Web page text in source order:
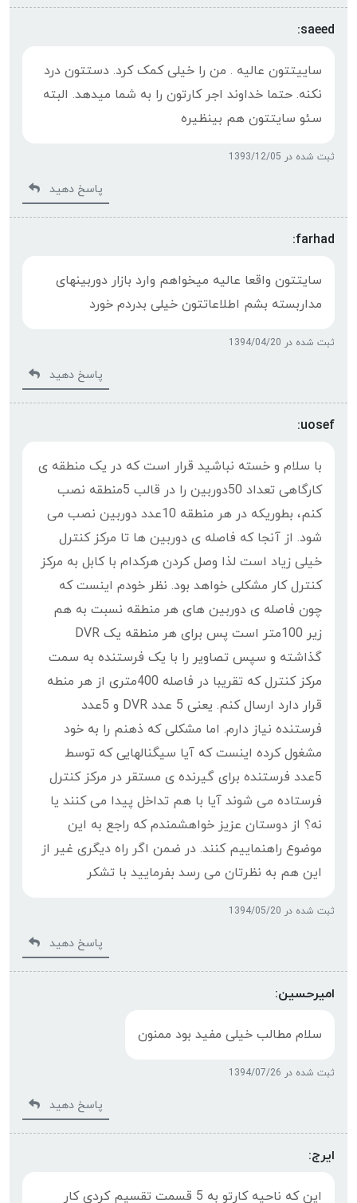
saeed:
ساییتتون عالیه . من را خیلی کمک کرد. دستتون درد
نکنه. حتما خداوند اجر کارتون را به شما میدهد. البته
سئو سایتتون هم بینظیره
ثبت شده در 1393/12/05
پاسخ دهید
farhad:
سایتتون واقعا عالیه میخواهم وارد بازار دوربینهای
مداربسته بشم اطلاعاتتون خیلی بدردم خورد
ثبت شده در 1394/04/20
پاسخ دهید
uosef:
با سلام و خسته نباشید قرار است که در یک منطقه ی
کارگاهی تعداد 50دوربین را در قالب 5منطقه نصب
کنم، بطوریکه در هر منطقه 10عدد دوربین نصب می
شود. از آنجا که فاصله ی دوربین ها تا مرکز کنترل
خیلی زیاد است لذا وصل کردن هرکدام با کابل به مرکز
کنترل کار مشکلی خواهد بود. نظر خودم اینست که
چون فاصله ی دوربین های هر منطقه نسبت به هم
زیر 100متر است پس برای هر منطقه یک DVR
گذاشته و سپس تصاویر را با یک فرستنده به سمت
مرکز کنترل که تقریبا در فاصله 400متری از هر منطه
قرار دارد ارسال کنم. یعنی 5 عدد DVR و 5عدد
فرستنده نیاز دارم. اما مشکلی که ذهنم را به خود
مشغول کرده اینست که آیا سیگنالهایی که توسط
5عدد فرستنده برای گیرنده ی مستقر در مرکز کنترل
فرستاده می شوند آیا با هم تداخل پیدا می کنند یا
نه؟ از دوستان عزیز خواهشمندم که راجع به این
موضوع راهنماییم کنند. در ضمن اگر راه دیگری غیر از
این هم به نظرتان می رسد بفرمایید با تشکر
ثبت شده در 1394/05/20
پاسخ دهید
امیرحسین:
سلام مطالب خیلی مفید بود ممنون
ثبت شده در 1394/07/26
پاسخ دهید
ايرج:
اين که ناحيه کارتو به 5 قسمت تقسيم کردي کار